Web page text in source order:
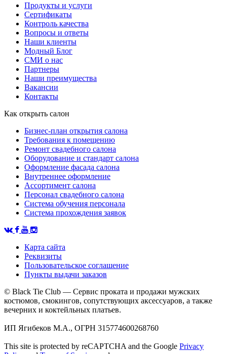
Продукты и услуги
Сертификаты
Контроль качества
Вопросы и ответы
Наши клиенты
Модный Блог
СМИ о нас
Партнеры
Наши преимущества
Вакансии
Контакты
Как открыть салон
Бизнес-план открытия салона
Требования к помещению
Ремонт свадебного салона
Оборудование и стандарт салона
Оформление фасада салона
Внутреннее оформление
Ассортимент салона
Персонал свадебного салона
Система обучения персонала
Система прохождения заявок
Карта сайта
Реквизиты
Пользовательское соглашение
Пункты выдачи заказов
© Black Tie Club — Сервис проката и продажи мужских
костюмов, смокингов, сопутствующих аксессуаров, а также
вечерних и коктейльных платьев.
ИП Ягибеков М.А., ОГРН 315774600268760
This site is protected by reCAPTCHA and the Google Privacy